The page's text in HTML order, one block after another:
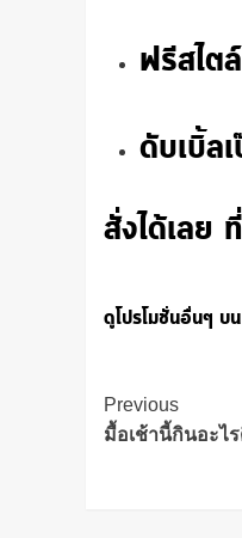
ฟรีสไต
ดับเบิ้ล
สั่งได้เล
ดูโปรโมชั่นอื่นๆ
Post
Previous
มื้อเช้านี้กินอะไร